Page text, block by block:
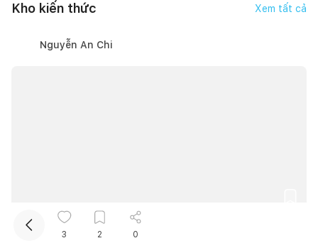
Kho kiến thức Xem tất cả
Nguyễn An Chi
Vị trí đặt bể cá trong nhà hợp phong thủy và 7 nơi nên
3 2 0